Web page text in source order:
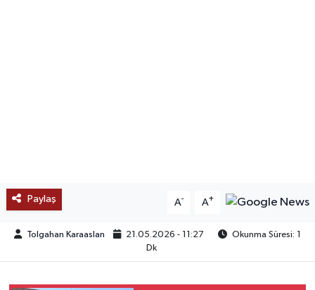
Paylaş A- A+
Tolgahan Karaaslan 21.05.2026 - 11:27
Okunma Süresi: 1
Dk
DÜNYA
MEDYA